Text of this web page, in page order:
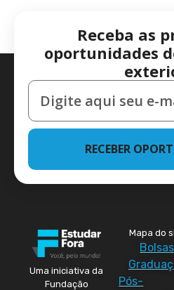
Receba as
oportunidades
RECEBER
Uma iniciativa da
Fundação
Mapa do
Bolsas
Pós-